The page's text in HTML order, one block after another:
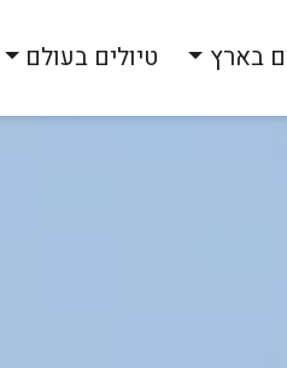
בארץ טיולים בעולם